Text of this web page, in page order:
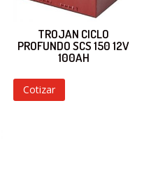
TROJAN CICLO
PROFUNDO SCS 150 12V
100AH
Cotizar